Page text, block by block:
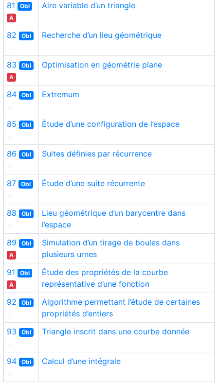
81 Obl
A
Aire variable d’un triangle
82 Obl Recherche d’un lieu géométrique
83 Obl
A
Optimisation en géométrie plane
84 Obl Extremum
85 Obl Étude d’une configuration de l’espace
86 Obl Suites définies par récurrence
87 Obl Étude d’une suite récurrente
88 Obl
Lieu géométrique d’un barycentre dans
l’espace
89 Obl
A
Simulation d’un tirage de boules dans
plusieurs urnes
91 Obl
A
Étude des propriétés de la courbe
représentative d’une fonction
92 Obl
Algorithme permettant l’étude de certaines
propriétés d’entiers
93 Obl Triangle inscrit dans une courbe donnée
94 Obl Calcul d’une intégrale